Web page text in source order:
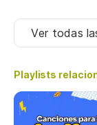
Ver todas
Playlists